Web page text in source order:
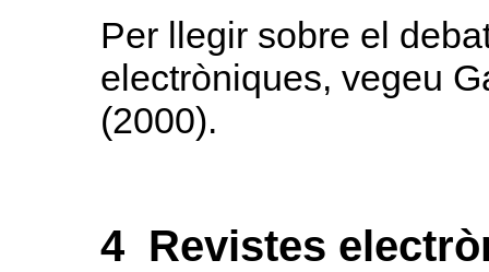
Per llegir sobre el
electròniques, vegeu
(2000).
4 Revistes